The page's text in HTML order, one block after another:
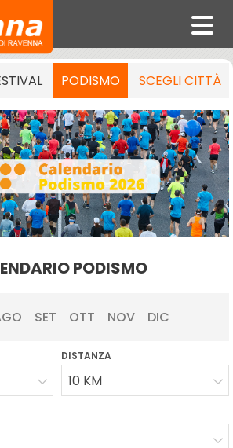
PODISMO SCEGLI CITTÀ
PODISMO
SET OTT NOV DIC
DISTANZA
10 KM